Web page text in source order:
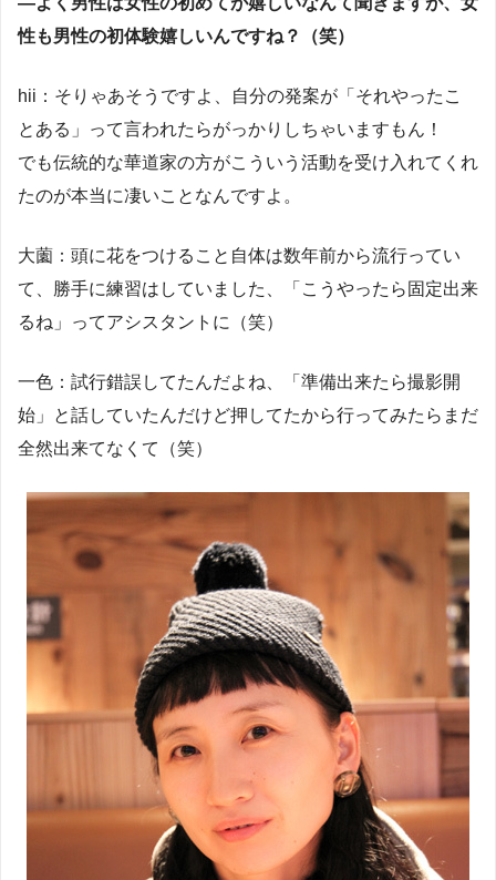
性も男性の初体験嬉しいんですね？（笑）
hii：そりゃあそうですよ、自分の発案が「それやったこ
とある」って言われたらがっかりしちゃいますもん！
でも伝統的な華道家の方がこういう活動を受け入れてくれ
たのが本当に凄いことなんですよ。
大薗：頭に花をつけること自体は数年前から流行ってい
て、勝手に練習はしていました、「こうやったら固定出来
るね」ってアシスタントに（笑）
一色：試行錯誤してたんだよね、「準備出来たら撮影開
始」と話していたんだけど押してたから行ってみたらまだ
全然出来てなくて（笑）